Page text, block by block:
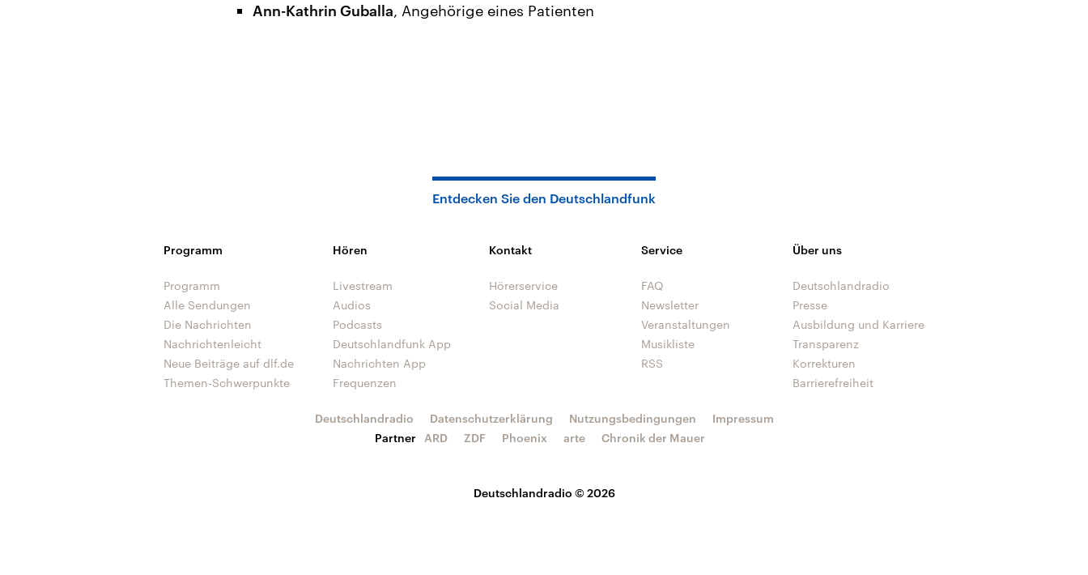
Ann-Kathrin Guballa, Angehörige eines Patienten
Entdecken Sie den Deutschlandfunk
Programm
Programm
Alle Sendungen
Die Nachrichten
Nachrichtenleicht
Neue Beiträge auf dlf.de
Themen-Schwerpunkte
Hören
Livestream
Audios
Podcasts
Deutschlandfunk App
Nachrichten App
Frequenzen
Kontakt
Hörerservice
Social Media
Service
FAQ
Newsletter
Veranstaltungen
Musikliste
RSS
Über uns
Deutschlandradio
Presse
Ausbildung und Karriere
Transparenz
Korrekturen
Barrierefreiheit
Deutschlandradio © 2026
Deutschlandradio Datenschutzerklärung Nutzungsbedingungen
Impressum
Partner
ARD ZDF Phoenix arte Chronik der Mauer